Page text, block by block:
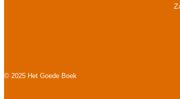
© 2025 Het Goede Boek